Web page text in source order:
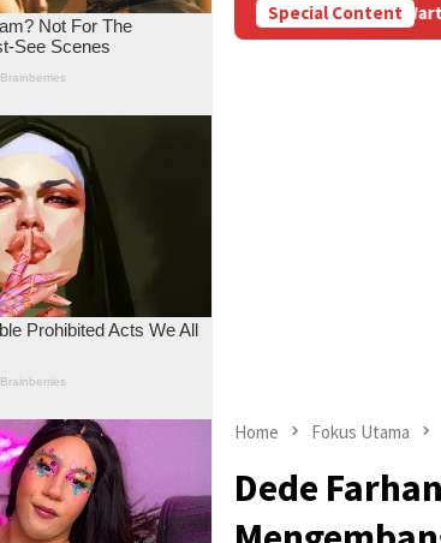
Special Content
Subsidi Aniaya Wartawan, Berujung Laporan di
Home Fokus Utama
Dede